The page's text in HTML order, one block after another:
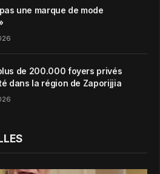
une marque de mode
de 200.000 foyers privés
dans la région de Zaporijjia